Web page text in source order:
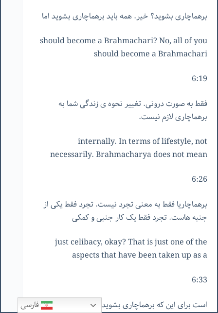
برهماچاری بشوید؟ خیر. همه باید برهماچاری بشوید اما
should become a Brahmachari? No, all of you
should become a Brahmachari
6:19
فقط به صورت درونی. تغییر نحوه ی زندگی شما به
برهماچاری لازم نیست.
internally. In terms of lifestyle, not
necessarily. Brahmacharya does not mean
6:26
برهماچاریا فقط به معنی تجرد نیست. تجرد فقط یکی از
جنبه هاست. تجرد فقط یک کار جنبی و کمکی
just celibacy, okay? That is just one of the
aspects that have been taken up as a
6:33
است برای این که برهماچاری بشوید. برهماچاری یعنی شمافارسی